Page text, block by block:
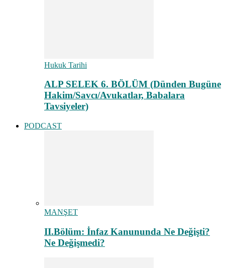
Hukuk Tarihi
ALP SELEK 6. BÖLÜM (Dünden Bugüne
Hakim/Savcı/Avukatlar, Babalara
Tavsiyeler)
PODCAST
MANŞET
II.Bölüm: İnfaz Kanununda Ne Değişti?
Ne Değişmedi?